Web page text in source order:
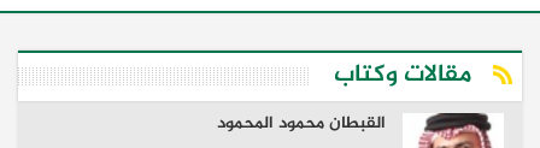
مقالات وكتاب
القبطان محمود المحمود